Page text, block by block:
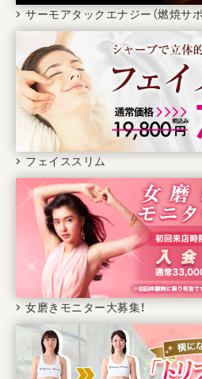
サーモアタックエナジー（燃焼サ
フェイススリム
女磨きモニター大募集！